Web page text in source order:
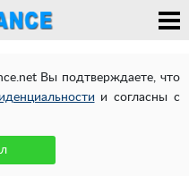
Вы подтверждаете, что
и согласны с